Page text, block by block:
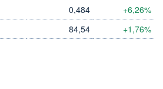
0,484 +6,26%
84,54 +1,76%